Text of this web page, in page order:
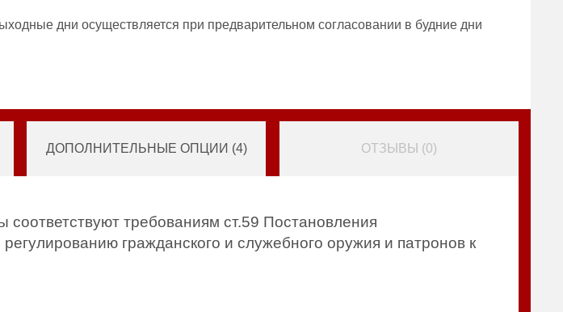
дни осуществляется при предварительном согласовании в будние дни
ДОПОЛНИТЕЛЬНЫЕ ОПЦИИ (4) ОТЗЫВЫ (0)
требованиям ст.59 Постановления
гражданского и служебного оружия и патронов к